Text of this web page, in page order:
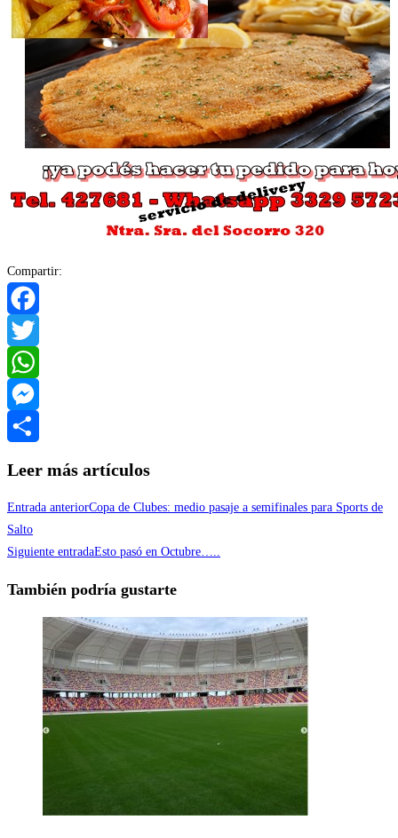
Compartir:
Facebook
Twitter
WhatsApp
Messenger
Leer más artículos
Entrada anteriorCopa de Clubes: medio pasaje a semifinales para Sports de
Salto
Siguiente entradaEsto pasó en Octubre…..
También podría gustarte